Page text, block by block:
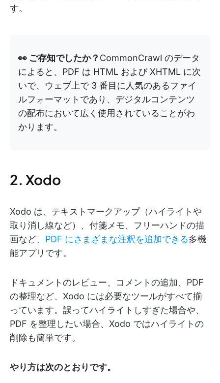
す。
👀 ご存知でしたか？ CommonCrawl のデータ
によると、PDF は HTML および XHTML に次
いで、ウェブ上で 3 番目に人気のあるファイ
ルフォーマットであり、デジタルコンテンツ
の配布において広く使用されていることがわ
かります。
2. Xodo
Xodo は、テキストマークアップ（ハイライトや
取り消し線など）、付箋メモ、フリーハンドの描
画など、PDF にさまざまな注釈を追加できる多機
能アプリです。
ドキュメントのレビュー、コメントの追加、PDF
の整理など、Xodo には必要なツールがすべて揃
っています。誤ってハイライトしすぎた場合や、
PDF を整理したい場合、Xodo ではハイライトの
削除も簡単です。
やり方は次のとおりです。